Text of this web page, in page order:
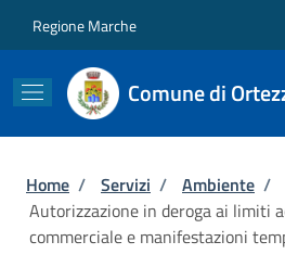
Regione Marche
Comune di
Briciole di pane
Home / Servizi / Ambiente /
Autorizzazione in deroga ai limiti
commerciale e manifestazioni